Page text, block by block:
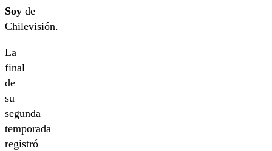
Soy de
Chilevisión.
La
final
de
su
segunda
temporada
registró